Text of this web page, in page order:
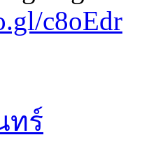
c8oEdr
ทร์